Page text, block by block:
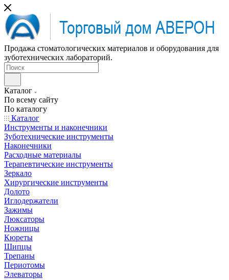
Продажа стоматологических материалов и оборудования для
зуботехнических лабораторий.
Каталог
По всему сайту
По каталогу
Каталог
Инструменты и наконечники
Зуботехнические инструменты
Наконечники
Расходные материалы
Терапевтические инструменты
Зеркало
Хирургические инструменты
Долото
Иглодержатели
Зажимы
Люксаторы
Ножницы
Кюреты
Шипцы
Трепаны
Периотомы
Элеваторы